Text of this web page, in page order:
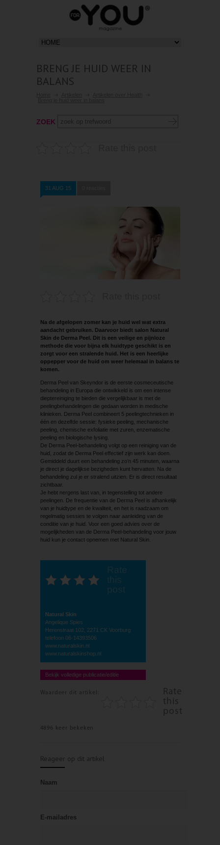
BRENG JE HUID WEER IN
BALANS
ZOEK
31 AUG 15
Na de afgelopen zomer kan je huid wel wat extra
aandacht gebruiken. Daarvoor biedt salon Natural
Skin de Derma Peel. Dit is een veilige en pijnloze
methode die voor bijna elk huidtype geschikt is en
zorgt voor een stralende huid. Het is een heerlijke
oppepper voor de huid om weer helemaal in balans te
komen.
Derma Peel van Skeyndor is de eerste cos­meceutische
behandeling in Europa die ontwikkeld is om een intense
dieptereiniging te bieden die vergelijkbaar is met de
peelingbehandelingen die gedaan worden in medische
klinieken. Derma Peel combineert 5 peelingtechnieken in
één en dezelfde sessie: fysieke peeling, mechanische
peeling, chemische exfoliatie met zuren, enzematische
peeling en biologische lysing.
De Derma Peel-behandeling volgt op een reiniging van de
huid, zodat de Derma Peel effectief zijn werk kan doen.
Gemiddeld duurt een behandeling zo’n 45 minuten, waarna
je direct je dagelijkse bezigheden kunt hervatten. Na de
behandeling zul je er stralend uitzien. Er is direct resultaat
zichtbaar.
Je hebt nergens last van, in tegenstelling tot andere
peelingen. De frequentie van de Derma Peel is afhankelijk
van je huidtype en de kwaliteit, en het is raadzaam om
regelmatig sessies te volgen naar aanleiding van de
conditie van je huid. Voor een goed advies over de
mogelijkheden van de Derma Peel-behandeling voor jouw
huid kun je contact opnemen met Natural Skin.
Rate
this
post
Natural Skin
Angelique Spies
Herenstraat 102, 2271 CK Voorburg
telefoon 06-14393506
www.naturalskin.nl
www.naturalskinshop.nl
Bekijk volledige publicatie/editie
Waardeer dit artikel:
Rate
this
post
4896 keer bekeken
Reageer op dit artikel
Naam
E-mailadres